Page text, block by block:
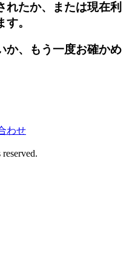
れたか、または現在利
。
か、もう一度お確かめ
わせ